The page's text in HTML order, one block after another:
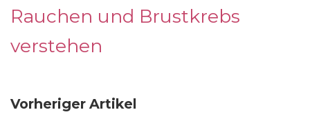
Rauchen und Brustkrebs
verstehen
Vorheriger Artikel